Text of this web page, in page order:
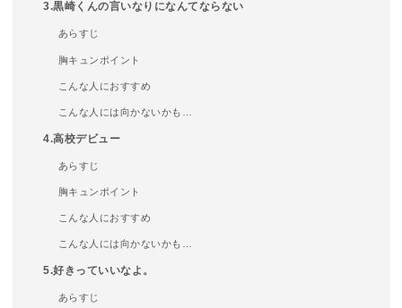
3.黒崎くんの言いなりになんてならない
あらすじ
胸キュンポイント
こんな人におすすめ
こんな人には向かないかも…
4.高校デビュー
あらすじ
胸キュンポイント
こんな人におすすめ
こんな人には向かないかも…
5.好きっていいなよ。
あらすじ